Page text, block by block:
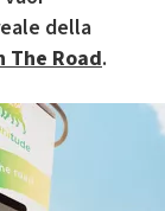
della
The Road.